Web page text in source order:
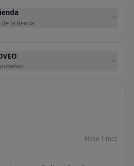
la tienda
Hace 1 mes